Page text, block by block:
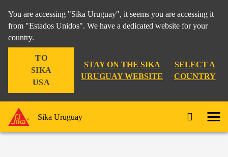
You are accessing "Sika Uruguay", it seems you are accessing it
from "Estados Unidos". We have a dedicated website for your
country.
TO
SIKA
USA
STAY ON THE SIKA
URUGUAY WEBSITE
SELECT A
COUNTRY
Sika Uruguay